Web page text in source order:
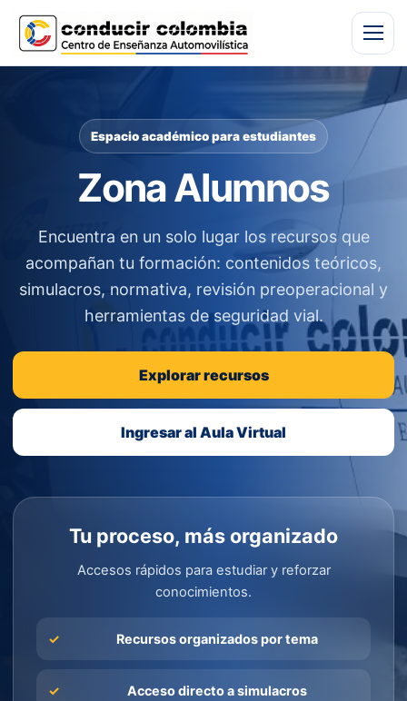
Espacio académico para estudiantes
Zona Alumnos
Encuentra en un solo lugar los recursos que
acompañan tu formación: contenidos teóricos,
simulacros, normativa, revisión preoperacional y
herramientas de seguridad vial.
Explorar recursos
Ingresar al Aula Virtual
Tu proceso, más organizado
Accesos rápidos para estudiar y reforzar
conocimientos.
Recursos organizados por tema
Acceso directo a simulacros